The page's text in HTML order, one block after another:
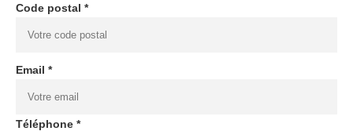
Code postal *
Email *
Téléphone *